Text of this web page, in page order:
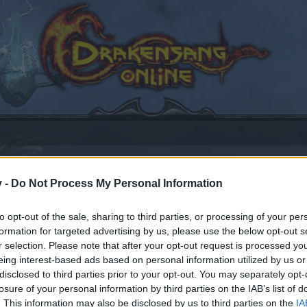
- Do Not Process My Personal Information
opt-out of the sale, sharing to third parties, or processing of your
for targeted advertising by us, please use the below opt-out
selection. Please note that after your opt-out request is processed
interest-based ads based on personal information utilized by us
to third parties prior to your opt-out. You may separately
of your personal information by third parties on the IAB’s list of
This information may also be disclosed by us to third parties on the
Gilde (Heredur)
.
teilnehmen oder eigene Themen starten möchtest,